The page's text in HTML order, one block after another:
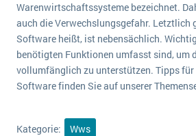
Warenwirtschaftssysteme bezeichnet.
auch die Verwechslungsgefahr. Letztlich
Software heißt, ist nebensächlich.
benötigten Funktionen umfasst sind, um
vollumfänglich zu unterstützen. Tipps für
Software finden Sie auf unserer
Kategorie: Wws